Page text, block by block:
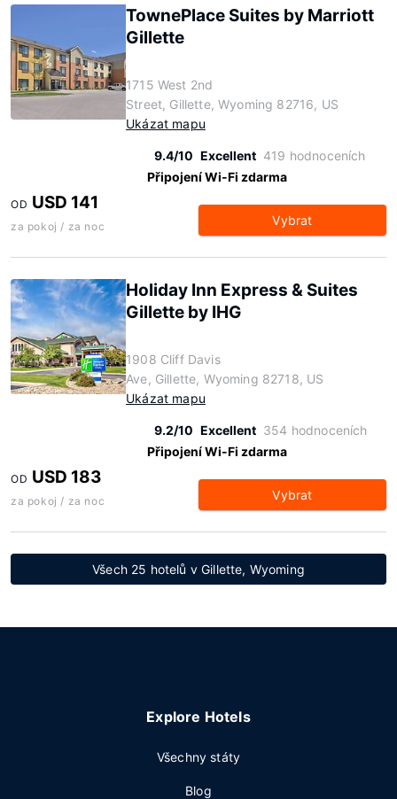
TownePlace Suites by Marriott
Gillette
1715 West 2nd
Street, Gillette, Wyoming 82716, US
Ukázat mapu
9.4/10 Excellent 419 hodnoceních
Připojení Wi-Fi zdarma
OD USD 141
za pokoj / za noc Vybrat
Holiday Inn Express & Suites
Gillette by IHG
1908 Cliff Davis
Ave, Gillette, Wyoming 82718, US
Ukázat mapu
9.2/10 Excellent 354 hodnoceních
Připojení Wi-Fi zdarma
OD USD 183
za pokoj / za noc Vybrat
Všech 25 hotelů v Gillette, Wyoming
Explore Hotels
Všechny státy
Blog